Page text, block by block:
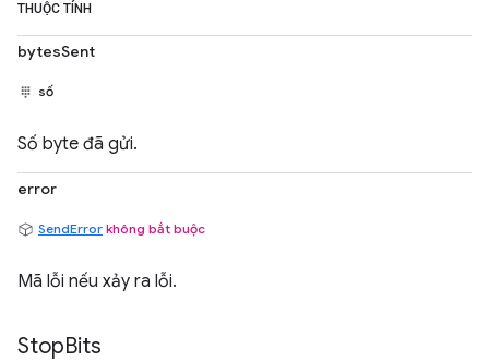
THUỘC TÍNH
bytesSent
số
Số byte đã gửi.
error
SendError không bắt buộc
Mã lỗi nếu xảy ra lỗi.
StopBits